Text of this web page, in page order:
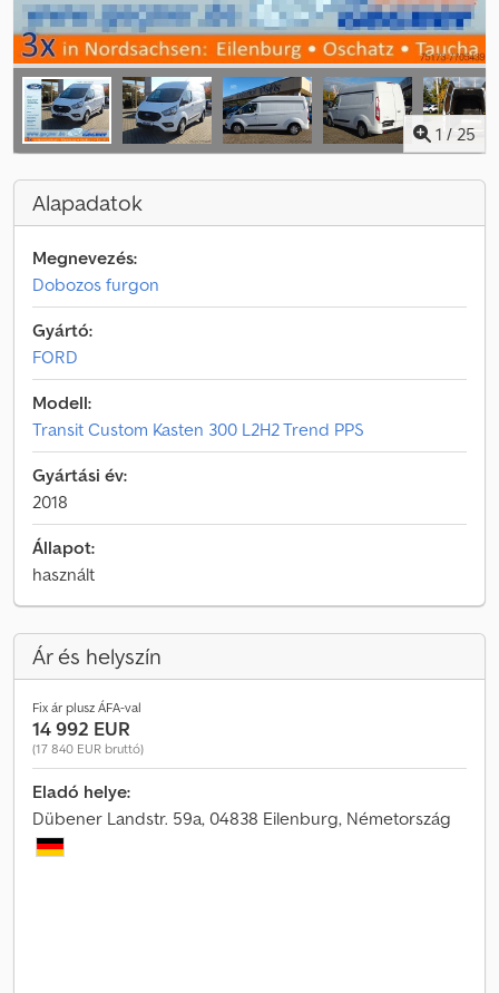
1 / 25
Alapadatok
Megnevezés:
Dobozos furgon
Gyártó:
FORD
Modell:
Transit Custom Kasten 300 L2H2 Trend PPS
Gyártási év:
2018
Állapot:
használt
Ár és helyszín
Fix ár plusz ÁFA-val
14 992 EUR
(17 840 EUR bruttó)
Eladó helye:
Dübener Landstr. 59a, 04838 Eilenburg, Németország